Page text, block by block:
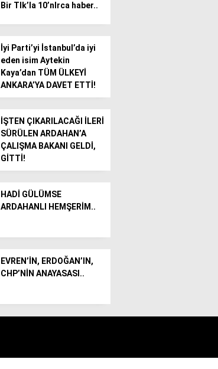
Bir TIk’la 10’nlrca haber..
İyi Parti’yi İstanbul’da iyi
eden isim Aytekin
Kaya’dan TÜM ÜLKEYİ
ANKARA’YA DAVET ETTİ!
İŞTEN ÇIKARILACAĞI İLERİ
SÜRÜLEN ARDAHAN’A
ÇALIŞMA BAKANI GELDİ,
GİTTİ!
HADİ GÜLÜMSE
ARDAHANLI HEMŞERİM..
EVREN’İN, ERDOĞAN’IN,
CHP’NİN ANAYASASI..